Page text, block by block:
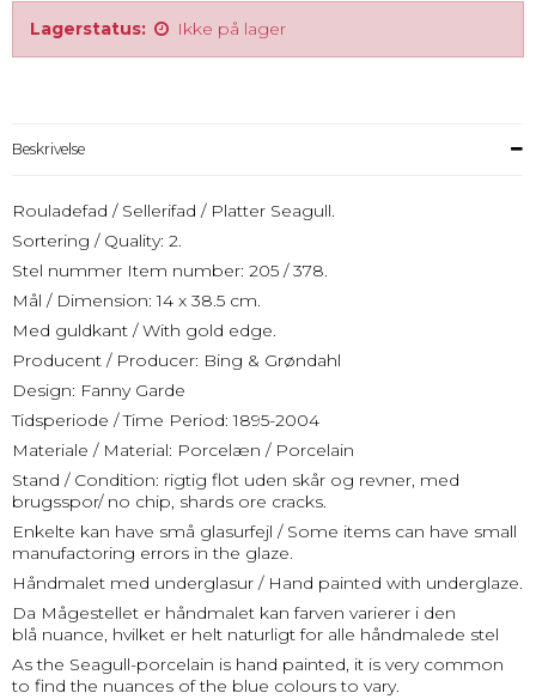
Lagerstatus: Ikke på lager
Beskrivelse
Rouladefad / Sellerifad / Platter Seagull.
Sortering / Quality: 2.
Stel nummer Item number: 205 / 378.
Mål / Dimension: 14 x 38.5 cm.
Med guldkant / With gold edge.
Producent / Producer: Bing & Grøndahl
Design: Fanny Garde
Tidsperiode / Time Period: 1895-2004
Materiale / Material: Porcelæn / Porcelain
Stand / Condition: rigtig flot uden skår og revner, med
brugsspor/ no chip, shards ore cracks.
Enkelte kan have små glasurfejl / Some items can have small
manufactoring errors in the glaze.
Håndmalet med underglasur / Hand painted with underglaze.
Da Mågestellet er håndmalet kan farven varierer i den
blå nuance, hvilket er helt naturligt for alle håndmalede stel
As the Seagull-porcelain is hand painted, it is very common
to find the nuances of the blue colours to vary.